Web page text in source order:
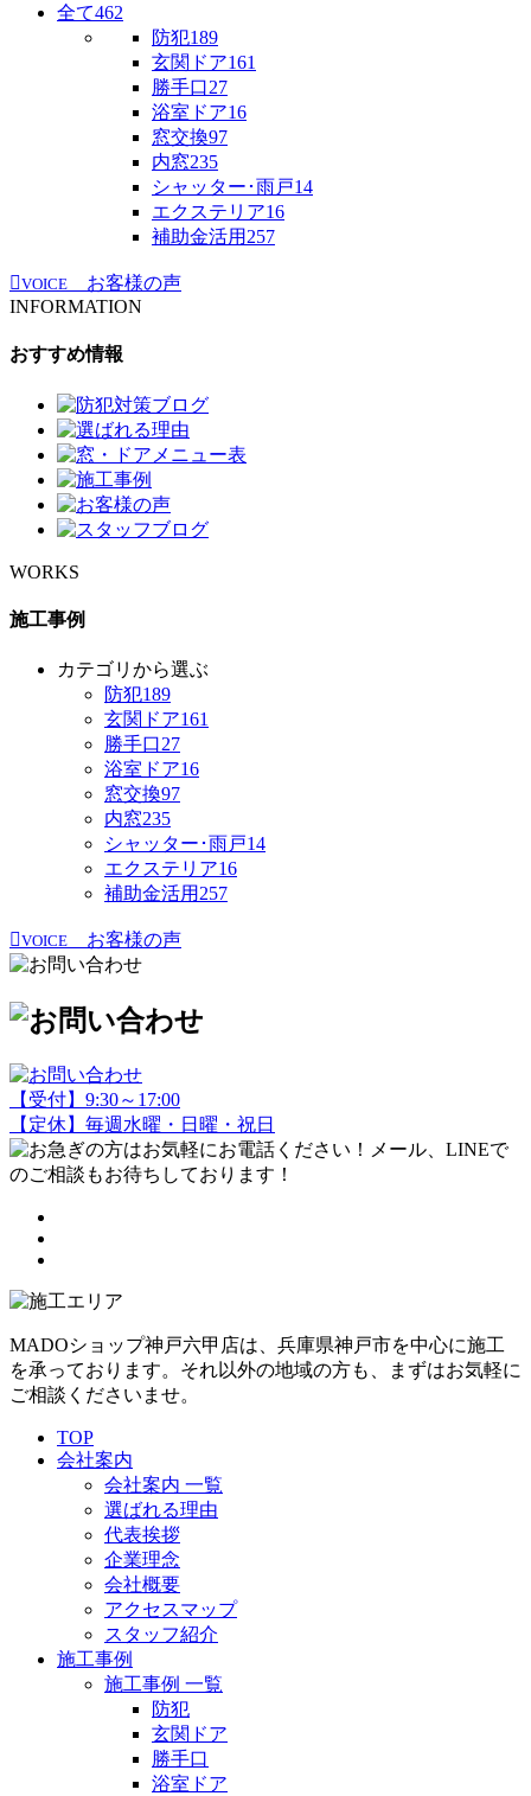
全て462
防犯189
玄関ドア161
勝手口27
浴室ドア16
窓交換97
内窓235
シャッター･雨戸14
エクステリア16
補助金活用 257
VOICE
お客様の声
INFORMATION
おすすめ情報
WORKS
施工事例
カテゴリから選ぶ
防犯189
玄関ドア161
勝手口27
浴室ドア16
窓交換97
内窓235
シャッター･雨戸14
エクステリア16
補助金活用 257
VOICE お客様の声
【受付】9:30～17:00
【定休】毎週水曜・日曜・祝日
MADOショップ神戸六甲店は、兵庫県神戸市を中心に施工
を承っております。それ以外の地域の方も、まずはお気軽に
ご相談くださいませ。
TOP
会社案内
会社案内 一覧
選ばれる理由
代表挨拶
企業理念
会社概要
アクセスマップ
スタッフ紹介
施工事例
施工事例 一覧
防犯
玄関ドア
勝手口
浴室ドア